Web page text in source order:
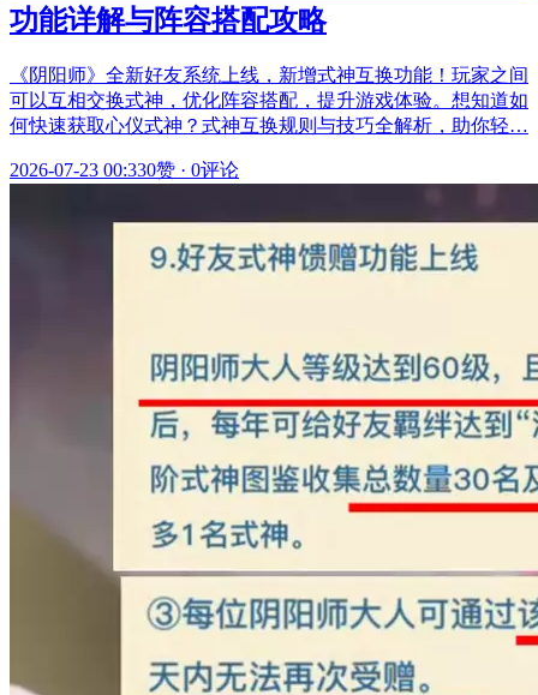
功能详解与阵容搭配攻略
《阴阳师》全新好友系统上线，新增式神互换功能！玩家之间
可以互相交换式神，优化阵容搭配，提升游戏体验。想知道如
何快速获取心仪式神？式神互换规则与技巧全解析，助你轻…
2026-07-23 00:330赞 · 0评论